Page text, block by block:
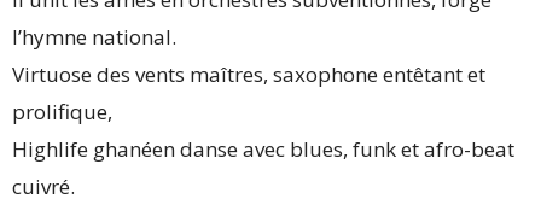
l’hymne national.
Virtuose des vents maîtres, saxophone entêtant et
prolifique,
Highlife ghanéen danse avec blues, funk et afro-beat
cuivré.